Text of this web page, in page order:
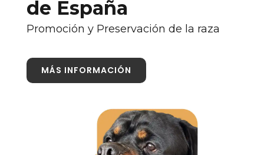
de España
Promoción y Preservación de la raza
MÁS INFORMACIÓN